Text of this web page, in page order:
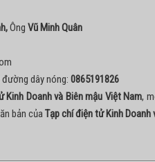
Ông Vũ Minh Quân
dây nóng: 0865191826
Kinh Doanh và Biên mậu Việt Nam,
bản củaTạp chí điện tử Kinh Doanh